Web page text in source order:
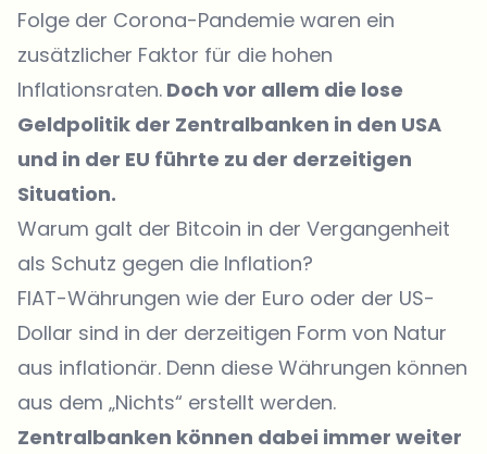
Folge der Corona-Pandemie waren ein
zusätzlicher Faktor für die hohen
Inflationsraten. Doch vor allem die lose
Geldpolitik der Zentralbanken in den USA
und in der EU führte zu der derzeitigen
Situation.
Warum galt der Bitcoin in der Vergangenheit
als Schutz gegen die Inflation?
FIAT-Währungen wie der Euro oder der US-
Dollar sind in der derzeitigen Form von Natur
aus inflationär. Denn diese Währungen können
aus dem „Nichts“ erstellt werden.
Zentralbanken können dabei immer weiter